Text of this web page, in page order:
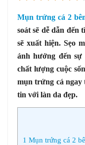
Mụn trứng cá 2
soát sẽ dễ dẫn đến
sẽ xuất hiện. Sẹo
ảnh hưởng đến
chất lượng cuộc
mụn trứng cá ngay
tin với làn da đẹp.
1 Mụn trứng cá 2